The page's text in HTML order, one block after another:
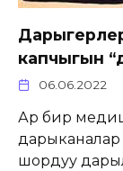
капчыгын
06.06.2022
Ар бир
дарыканалар
шордуу